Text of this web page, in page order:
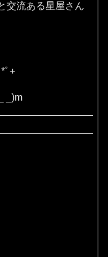
交流ある星屋さん
ﾟ⁠+
_)m